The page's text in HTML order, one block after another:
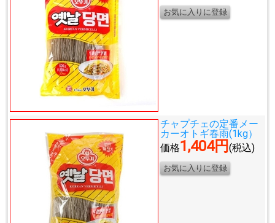
チャプチェの定番メー
カーオトギ春雨(1kg）
価格1,404円 (税込)